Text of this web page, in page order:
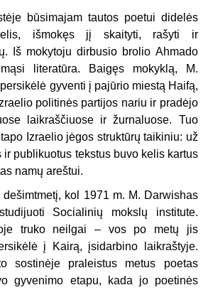
būsimajam tautos poetui didelės
išmokęs jį skaityti, rašyti ir
Iš mokytoju dirbusio brolio Ahmado
literatūra. Baigęs mokyklą, M.
gyventi į pajūrio miestą Haifą,
politinės partijos nariu ir pradėjo
laikraščiuose ir žurnaluose. Tuo
Izraelio jėgos struktūrų taikiniu: už
publikuotus tekstus buvo kelis kartus
namų areštui.
kol 1971 m. M. Darwishas
Socialinių mokslų institute.
truko neilgai – vos po metų jis
į Kairą, įsidarbino laikraštyje.
sostinėje praleistus metus poetas
gyvenimo etapu, kada jo poetinės